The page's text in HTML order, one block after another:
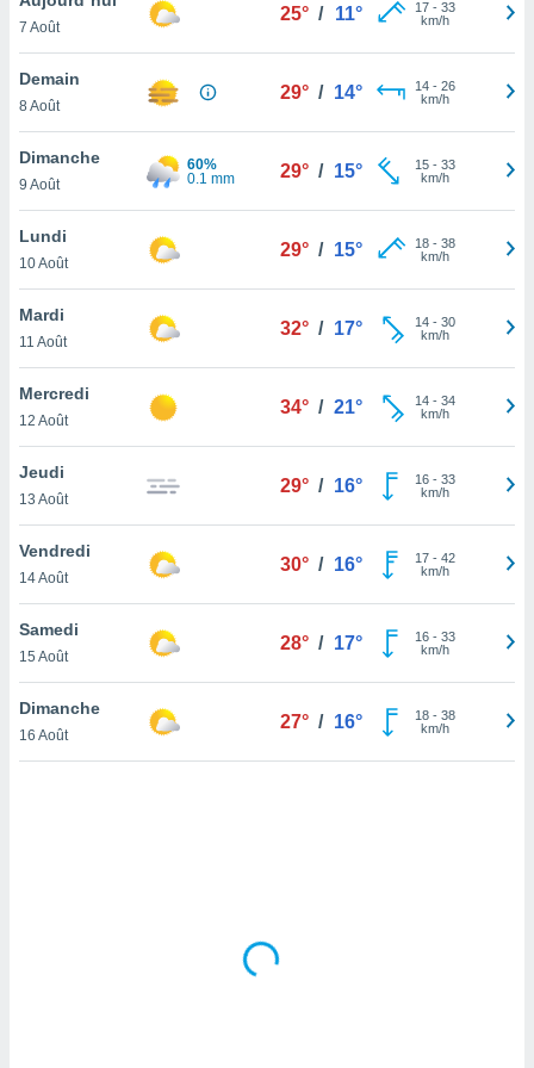
et
»,
au
vous
qu'ils
ou
le
ainsi
un
la
du
en
de
7 Août
25° / 11° 17- 33
km/h
Demain
8 Août
29° / 14° 14- 26
km/h
Dimanche
9 Août
60%
0.1 mm
29° / 15° 15- 33
km/h
Lundi
10 Août
29° / 15° 18- 38
km/h
Mardi
11 Août
32° / 17° 14- 30
km/h
Mercredi
12 Août
34° / 21° 14- 34
km/h
Jeudi
13 Août
29° / 16° 16- 33
km/h
Vendredi
14 Août
30° / 16° 17- 42
km/h
Samedi
15 Août
28° / 17° 16- 33
km/h
Dimanche
16 Août
27° / 16° 18- 38
km/h